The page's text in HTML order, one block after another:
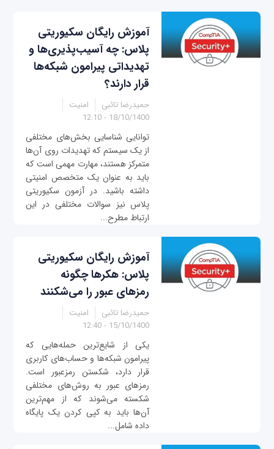
آموزش رایگان سکیوریتی
پلاس: چه آسیب‌پذیری‌ها و
تهدیداتی پیرامون شبکه‌ها
قرار دارند؟
حمیدرضا تائبی
امنیت
18/10/1400 - 12:10
توانایی شناسایی بخش‌های مختلفی
از یک سیستم که تهدیدات روی آن‌ها
متمرکز هستند، مهارت مهمی است که
باید به عنوان یک متخصص امنیتی
داشته باشید. در آزمون سکیوریتی
پلاس نیز سوالات مختلفی در این
ارتباط مطرح...
آموزش رایگان سکیوریتی
پلاس: هکرها چگونه
رمزهای عبور را می‌شکنند
حمیدرضا تائبی
امنیت
15/10/1400 - 12:40
یکی از شایع‌ترین حمله‌هایی که
پیرامون شبکه‌ها و حساب‌های کاربری
قرار دارد، شکستن رمزعبور است.
رمزهای عبور به روش‌های مختلفی
شکسته می‌شوند که از مهم‌ترین
آن‌ها باید به کپی کردن یک پایگاه
داده شامل...